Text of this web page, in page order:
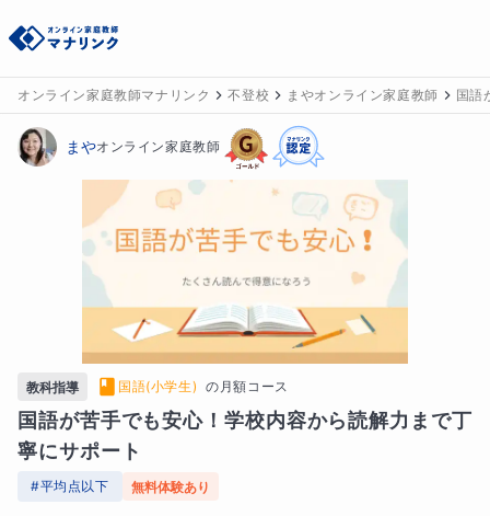
オンライン家庭教師マナリンク 不登校 まやオンライン家庭教師 国語
まやオンライン家庭教師
教科指導 国語(小学生) の 月額コース
国語が苦手でも安心！学校内容から読解力まで丁
寧にサポート
#平均点以下 無料体験あり